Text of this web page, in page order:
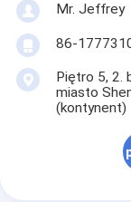
Pozioma
Części
Mr. Jeffrey
86-
Piętro 5, 2.
miasto
(kontynent)